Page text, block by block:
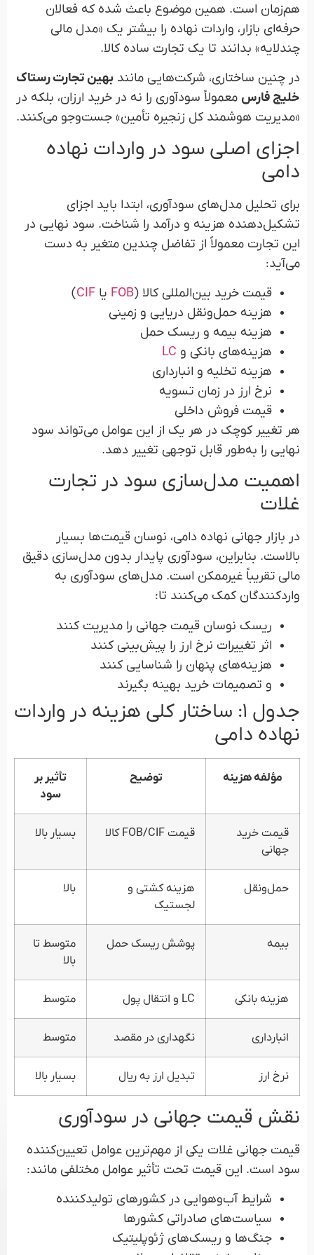
هم‌زمان است. همین موضوع باعث شده که فعالان
حرفه‌ای بازار، واردات نهاده را بیشتر یک «مدل مالی
چندلایه» بدانند تا یک تجارت ساده کالا.
در چنین ساختاری، شرکت‌هایی مانند بهین تجارت رستاک
خلیج فارس معمولاً سودآوری را نه در خرید ارزان، بلکه در
«مدیریت هوشمند کل زنجیره تأمین» جست‌وجو می‌کنند.
اجزای اصلی سود در واردات نهاده
دامی
برای تحلیل مدل‌های سودآوری، ابتدا باید اجزای
تشکیل‌دهنده هزینه و درآمد را شناخت. سود نهایی در
این تجارت معمولاً از تفاضل چندین متغیر به دست
می‌آید:
قیمت خرید بین‌المللی کالا (FOB یا CIF
)
هزینه حمل‌ونقل دریایی و زمینی
هزینه بیمه و ریسک حمل
هزینه‌های بانکی و LC
هزینه تخلیه و انبارداری
نرخ ارز در زمان تسویه
قیمت فروش داخلی
هر تغییر کوچک در هر یک از این عوامل می‌تواند سود
نهایی را به‌طور قابل توجهی تغییر دهد.
اهمیت مدل‌سازی سود در تجارت
غلات
در بازار جهانی نهاده دامی، نوسان قیمت‌ها بسیار
بالاست. بنابراین، سودآوری پایدار بدون مدل‌سازی دقیق
مالی تقریباً غیرممکن است. مدل‌های سودآوری به
واردکنندگان کمک می‌کنند تا:
ریسک نوسان قیمت جهانی را مدیریت کنند
اثر تغییرات نرخ ارز را پیش‌بینی کنند
هزینه‌های پنهان را شناسایی کنند
و تصمیمات خرید بهینه بگیرند
جدول ۱: ساختار کلی هزینه در واردات
نهاده دامی
مؤلفه هزینه توضیح
تأثیر بر
سود
قیمت خرید
جهانی
قیمت FOB/CIF کالا بسیار بالا
حمل‌ونقل
هزینه کشتی و
لجستیک
بالا
بیمه پوشش ریسک حمل
متوسط تا
بالا
هزینه بانکی LC و انتقال پول متوسط
انبارداری نگهداری در مقصد متوسط
نرخ ارز تبدیل ارز به ریال بسیار بالا
نقش قیمت جهانی در سودآوری
قیمت جهانی غلات یکی از مهم‌ترین عوامل تعیین‌کننده
سود است. این قیمت تحت تأثیر عوامل مختلفی مانند:
شرایط آب‌وهوایی در کشورهای تولیدکننده
سیاست‌های صادراتی کشورها
جنگ‌ها و ریسک‌های ژئوپلیتیک